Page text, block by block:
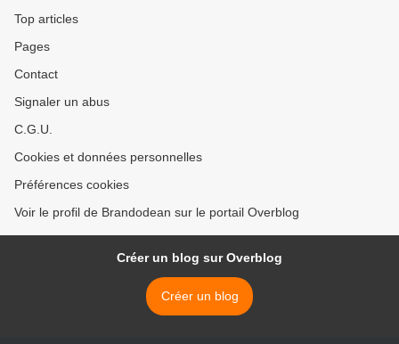
Top articles
Pages
Contact
Signaler un abus
C.G.U.
Cookies et données personnelles
Préférences cookies
Voir le profil de Brandodean sur le portail Overblog
Créer un blog sur Overblog
Créer un blog